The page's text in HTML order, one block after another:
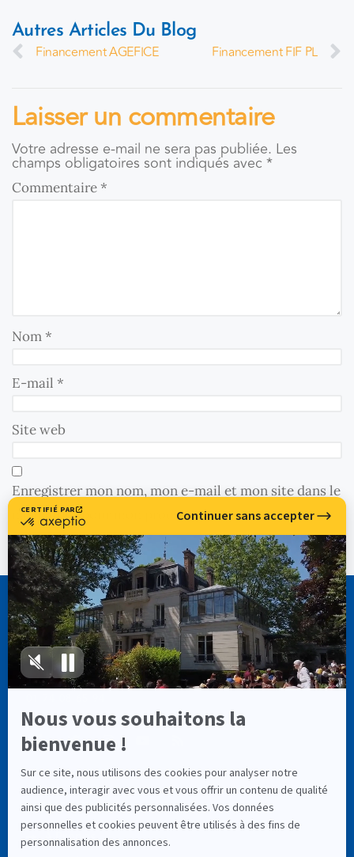
Autres Articles Du Blog
Financement AGEFICE
Financement FIF PL
Laisser un commentaire
Votre adresse e-mail ne sera pas publiée. Les
champs obligatoires sont indiqués avec *
Commentaire*
Nom*
E-mail *
Site web
Enregistrer mon nom, mon e-mail et mon site dans le
navigateur pour mon prochain commentaire.
CASSIOPÉE FORMATION
info@cassiopee-formation.com
LIENS UTILES
À Propos